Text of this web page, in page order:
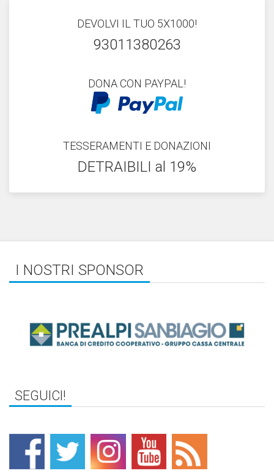
DEVOLVI IL TUO 5X1000!
93011380263
DONA CON PAYPAL!
TESSERAMENTI E DONAZIONI
DETRAIBILI al 19%
I NOSTRI SPONSOR